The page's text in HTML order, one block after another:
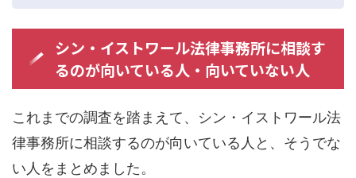
シン・イストワール法律事務所に相談す
るのが向いている人・向いていない人
これまでの調査を踏まえて、シン・イストワール法
律事務所に相談するのが向いている人と、そうでな
い人をまとめました。